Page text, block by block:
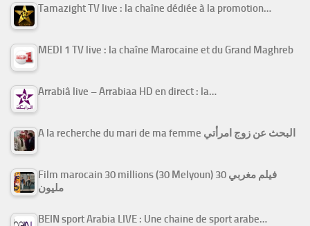
Tamazight TV live : la chaîne dédiée à la promotion…
MEDI 1 TV live : la chaîne Marocaine et du Grand Maghreb
Arrabiâ live – Arrabiaa HD en direct : la…
A la recherche du mari de ma femme البحث عن زوج امرأتي
Film marocain 30 millions (30 Melyoun) فيلم مغربي 30
مليون
BEIN sport Arabia LIVE : Une chaine de sport arabe…